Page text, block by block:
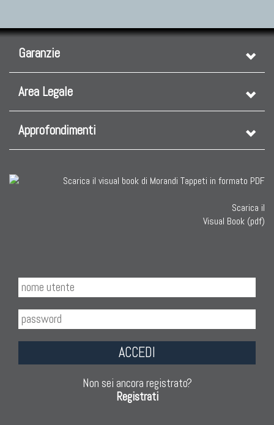
Garanzie
Area Legale
Approfondimenti
Scarica il
Visual Book (pdf)
ACCEDI
Non sei ancora registrato?
Registrati